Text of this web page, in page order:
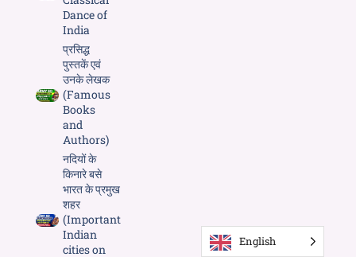
Dance of
India
प्रसिद्ध
पुस्तकें एवं
उनके लेखक
(Famous
Books
and
Authors)
नदियों के
किनारे बसे
भारत के प्रमुख
शहर
(Important
Indian
cities on
English